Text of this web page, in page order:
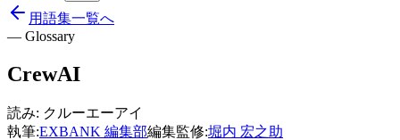
用語集一覧へ
— Glossary
CrewAI
読み: クルーエーアイ
執筆:EXBANK 編集部編集監修:堀内 宏之助